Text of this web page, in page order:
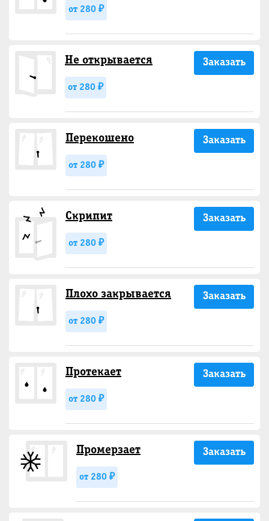
от 280 ₽
Не открывается
от 280 ₽
Заказать
Перекошено
от 280 ₽
Заказать
Скрипит
от 280 ₽
Заказать
Плохо закрывается
от 280 ₽
Заказать
Протекает
от 280 ₽
Заказать
Промерзает
от 280 ₽
Заказать